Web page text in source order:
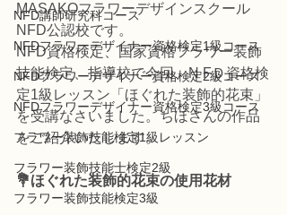
NFD講師研究科コース
NFDフラワーデザイナー資格検定1級コース
NFDフラワーデザイナー資格検定2級コース
NFDフラワーデザイナー資格検定3級コース
フラワー装飾技能検定1級レッスン
フラワー装飾技能士検定2級
フラワー装飾技能検定3級
MASAKOフラワーデザインスクール
NFD公認校です。
NFD資格検定、国家資格フラワー装飾
技能検定、指導校で今回、N FＤ資格検
定1級レッスン「ほぐれた装飾的花束」
を受講なさいました。ちほさんの作品
をご紹介いたします。
💐ほぐれた装飾的花束の使用花材